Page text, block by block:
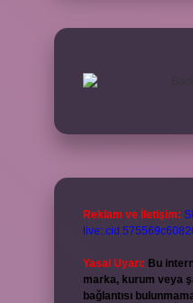
Reklam ve İletişim:
Yasal Uyarı: Bu
marka, kurum veya
bağlantısı